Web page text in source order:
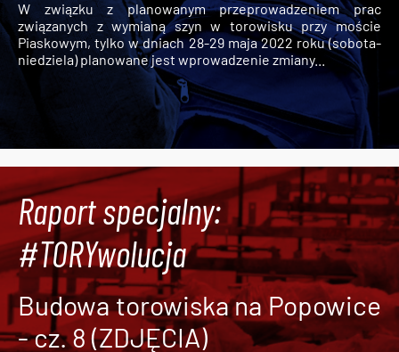
W związku z planowanym przeprowadzeniem prac
związanych z wymianą szyn w torowisku przy moście
Piaskowym, tylko w dniach 28-29 maja 2022 roku (sobota-
niedziela) planowane jest wprowadzenie zmiany...
Raport specjalny:
#TORYwolucja
Budowa torowiska na Popowice
- cz. 8 (ZDJĘCIA)